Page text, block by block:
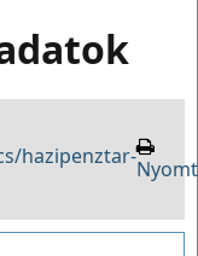
hazipenztar-